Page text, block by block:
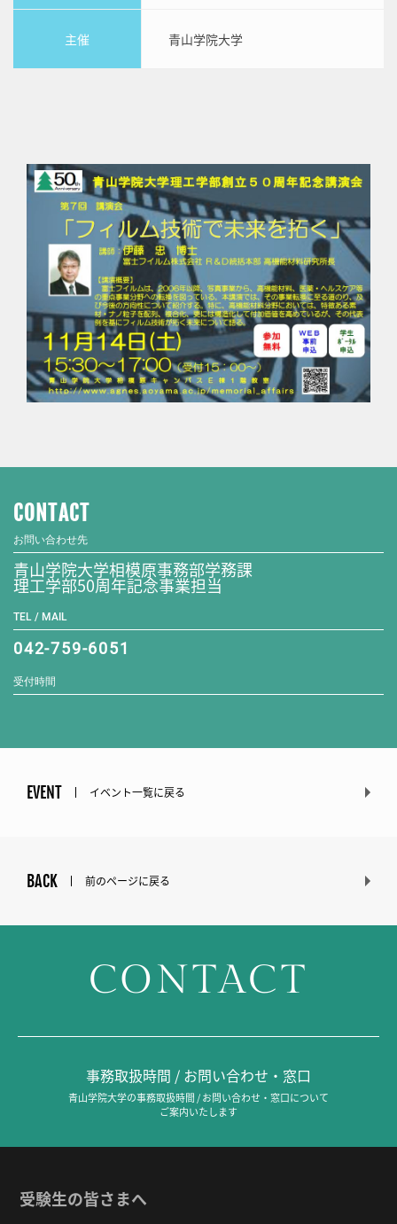
主催 青山学院大学
CONTACT
お問い合わせ先
青山学院大学相模原事務部学務課
理工学部50周年記念事業担当
TEL / MAIL
042-759-6051
受付時間
EVENT イベント一覧に戻る
BACK 前のページに戻る
CONTACT
事務取扱時間 / お問い合わせ・窓口
青山学院大学の事務取扱時間 / お問い合わせ・窓口について
ご案内いたします
受験生の皆さまへ